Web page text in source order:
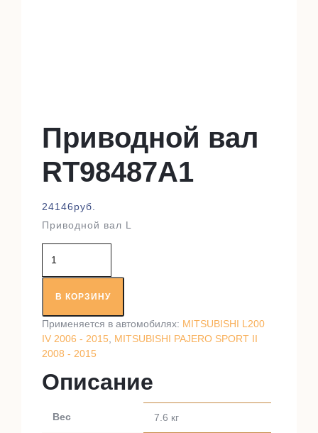
Приводной вал
RT98487A1
24146руб.
Приводной вал L
товара
Приводной
валВ КОРЗИНУ
Применяется в автомобилях: MITSUBISHI L200
IV 2006 - 2015
MITSUBISHI PAJERO SPORT II
2008 - 2015
Описание
Вес 7.6 кг